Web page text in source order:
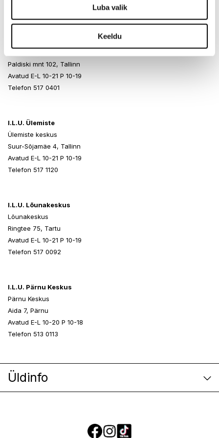
Luba valik
Keeldu
Paldiski mnt 102, Tallinn
Avatud E-L 10-21 P 10-19
Telefon 517 0401
I.L.U. Ülemiste
Ülemiste keskus
Suur-Sõjamäe 4, Tallinn
Avatud E-L 10-21 P 10-19
Telefon 517 1120
I.L.U. Lõunakeskus
Lõunakeskus
Ringtee 75, Tartu
Avatud E-L 10-21 P 10-19
Telefon 517 0092
I.L.U. Pärnu Keskus
Pärnu Keskus
Aida 7, Pärnu
Avatud E-L 10-20 P 10-18
Telefon 513 0113
Üldinfo